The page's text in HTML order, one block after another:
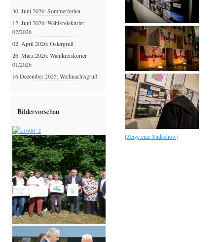
[Zeige eine Slideshow]
30. Juni 2026: Sommerferien
12. Juni 2026: Wahlkreiskurier
02/2026
02. April 2026: Ostergruß
26. März 2026: Wahlkreiskurier
01/2026
16.Dezember 2025: Weihnachtsgruß
Bildervorschau